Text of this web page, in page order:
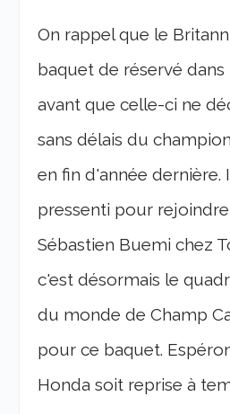
On rappel que le
baquet de réservé
avant que celle-ci ne
sans délais du
en fin d'année dernière.
pressenti pour rejoindre
Sébastien Buemi chez
c'est désormais le
du monde de Champ
pour ce baquet.
Honda soit reprise à